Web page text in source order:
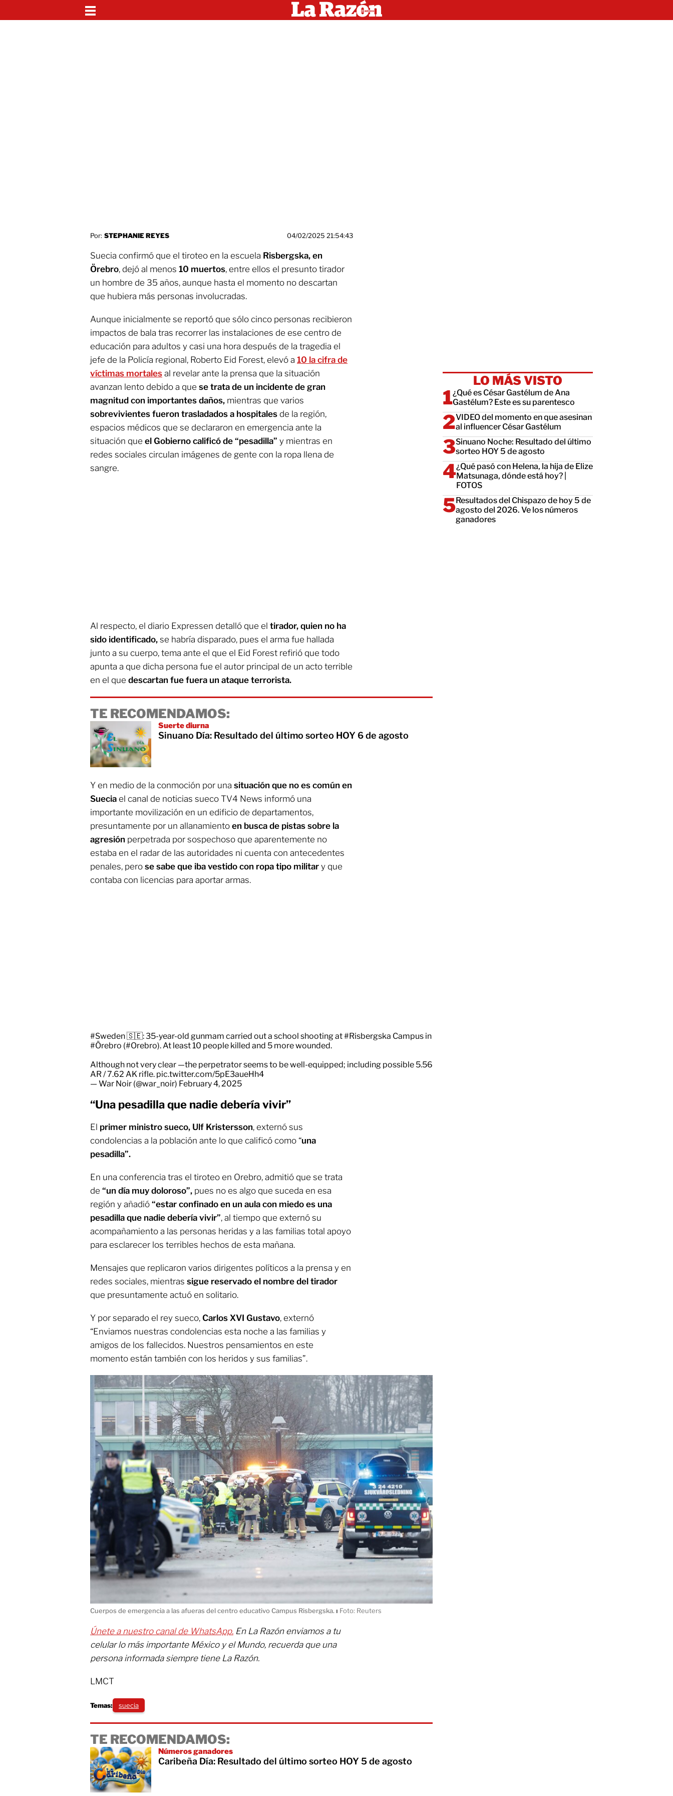
Por: STEPHANIE REYES 04/02/2025 21:54:43
Suecia confirmó que el tiroteo en la escuela Risbergska, en
Örebro, dejó al menos 10 muertos, entre ellos el presunto tirador
un hombre de 35 años, aunque hasta el momento no descartan
que hubiera más personas involucradas.
Aunque inicialmente se reportó que sólo cinco personas recibieron
impactos de bala tras recorrer las instalaciones de ese centro de
educación para adultos y casi una hora después de la tragedia el
jefe de la Policía regional, Roberto Eid Forest, elevó a 10 la cifra de
víctimas mortales al revelar ante la prensa que la situación
avanzan lento debido a que se trata de un incidente de gran
magnitud con importantes daños, mientras que varios
sobrevivientes fueron trasladados a hospitales de la región,
espacios médicos que se declararon en emergencia ante la
situación que el Gobierno calificó de “pesadilla” y mientras en
redes sociales circulan imágenes de gente con la ropa llena de
sangre.
Al respecto, el diario Expressen detalló que el tirador, quien no ha
sido identificado, se habría disparado, pues el arma fue hallada
junto a su cuerpo, tema ante el que el Eid Forest refirió que todo
apunta a que dicha persona fue el autor principal de un acto terrible
en el que descartan fue fuera un ataque terrorista.
TE RECOMENDAMOS:
Suerte diurna
Sinuano Día: Resultado del último sorteo HOY 6 de agosto
Y en medio de la conmoción por una situación que no es común en
Suecia el canal de noticias sueco TV4 News informó una
importante movilización en un edificio de departamentos,
presuntamente por un allanamiento en busca de pistas sobre la
agresión perpetrada por sospechoso que aparentemente no
estaba en el radar de las autoridades ni cuenta con antecedentes
penales, pero se sabe que iba vestido con ropa tipo militar y que
contaba con licencias para aportar armas.
#Sweden🇸🇪: 35-year-old gunmam carried out a school shooting at#Risbergska Campus in
#Örebro (#Orebro). At least 10 people killed and 5 more wounded.
Although not very clear —the perpetrator seems to be well-equipped; including possible 5.56
AR / 7.62 AK rifle. pic.twitter.com/5pE3aueHh4
— War Noir (@war_noir) February 4, 2025
“Una pesadilla que nadie debería vivir”
El primer ministro sueco, Ulf Kristersson, externó sus
condolencias a la población ante lo que calificó como “una
pesadilla”.
En una conferencia tras el tiroteo en Orebro, admitió que se trata
de “un día muy doloroso”, pues no es algo que suceda en esa
región y añadió “estar confinado en un aula con miedo es una
pesadilla que nadie debería vivir”, al tiempo que externó su
acompañamiento a las personas heridas y a las familias total apoyo
para esclarecer los terribles hechos de esta mañana.
Mensajes que replicaron varios dirigentes políticos a la prensa y en
redes sociales, mientras sigue reservado el nombre del tirador
que presuntamente actuó en solitario.
Y por separado el rey sueco, Carlos XVI Gustavo, externó
“Enviamos nuestras condolencias esta noche a las familias y
amigos de los fallecidos. Nuestros pensamientos en este
momento están también con los heridos y sus familias”.
Cuerpos de emergencia a las afueras del centro educativo Campus Risbergska. ı Foto: Reuters
Únete a nuestro canal de WhatsApp. En La Razón enviamos a tu
celular lo más importante México y el Mundo, recuerda que una
persona informada siempre tiene La Razón.
LMCT
Temas: suecia
TE RECOMENDAMOS:
Números ganadores
Caribeña Día: Resultado del último sorteo HOY 5 de agosto
LO MÁS VISTO
¿Qué es César Gastélum de Ana
Gastélum? Este es su parentesco
VIDEO del momento en que asesinan
al influencer César Gastélum
Sinuano Noche: Resultado del último
sorteo HOY 5 de agosto
¿Qué pasó con Helena, la hija de Elize
Matsunaga, dónde está hoy? |
FOTOS
Resultados del Chispazo de hoy 5 de
agosto del 2026. Ve los números
ganadores